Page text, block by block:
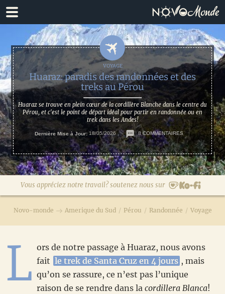
Passer
navigation
principale
Passer
au
contenu
principal
Vous appréciez notre travail? soutenez nous sur
Novo-monde Amerique du Sud / Pérou / Randonnée / Voyage
Huaraz: paradis des randonnées et des
treks au Pérou
Huaraz se trouve en plein cœur de la cordillère Blanche dans le centre du
Pérou, et c'est le point de départ idéal pour partir en randonnée ou en
trek dans les Andes!
Dernière Mise à Jour: 18/05/2026 8 COMMENTAIRES
L ors de notre passage à Huaraz, nous avons
fait le trek de Santa Cruz en 4 jours , mais
qu’on se rassure, ce n’est pas l’unique
raison de se rendre dans la cordillera Blanca!